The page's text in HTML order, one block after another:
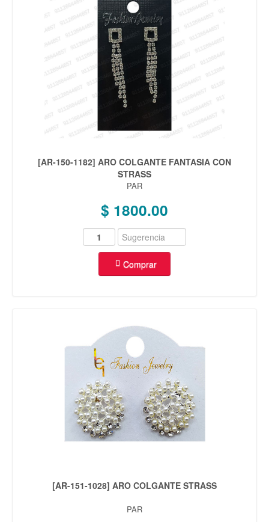
[AR-150-1182] ARO COLGANTE FANTASIA CON
STRASS
PAR
$ 1800.00
Comprar
[AR-151-1028] ARO COLGANTE STRASS
PAR